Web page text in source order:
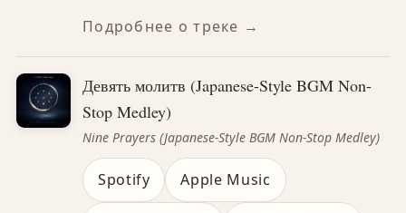
Подробнее о треке →
Девять молитв (Japanese-Style BGM Non-
Stop Medley)
Nine Prayers (Japanese-Style BGM Non-Stop Medley)
Spotify Apple Music